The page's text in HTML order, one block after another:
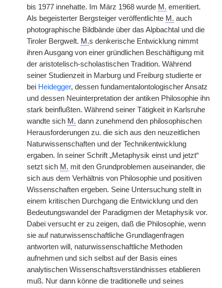
bis 1977 innehatte. Im März 1968 wurde M. emeritiert.
Als begeisterter Bergsteiger veröffentlichte M. auch
photographische Bildbände über das Alpbachtal und die
Tiroler Bergwelt. M.s denkerische Entwicklung nimmt
ihren Ausgang von einer gründlichen Beschäftigung mit
der aristotelisch-scholastischen Tradition. Während
seiner Studienzeit in Marburg und Freiburg studierte er
bei Heidegger, dessen fundamentalontologischer Ansatz
und dessen Neuinterpretation der antiken Philosophie ihn
stark beinflußten. Während seiner Tätigkeit in Karlsruhe
wandte sich M. dann zunehmend den philosophischen
Herausforderungen zu. die sich aus den neuzeitlichen
Naturwissenschaften und der Technikentwicklung
ergaben. In seiner Schrift „Metaphysik einst und jetzt“
setzt sich M. mit den Grundproblemen auseinander, die
sich aus dem Verhältnis von Philosophie und positiven
Wissenschaften ergeben. Seine Untersuchung stellt in
einem kritischen Durchgang die Entwicklung und den
Bedeutungswandel der Paradigmen der Metaphysik vor.
Dabei versucht er zu zeigen, daß die Philosophie, wenn
sie auf naturwissenschaftliche Grundlagenfragen
antworten will, naturwissenschaftliche Methoden
aufnehmen und sich selbst auf der Basis eines
analytischen Wissenschaftsverständnisses etablieren
muß. Nur dann könne die traditionelle und seines